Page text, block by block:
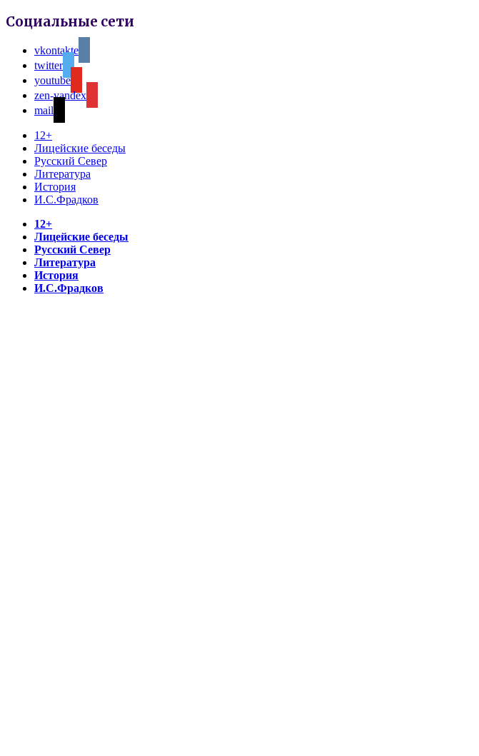
Социальные сети
vkontakte
twitter
youtube
zen-yandex
mail
12+
Лицейские беседы
Русский Север
Литература
История
И.С.Фрадков
12+
Лицейские беседы
Русский Север
Литература
История
И.С.Фрадков